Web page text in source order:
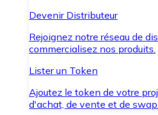
Devenir Distributeur
Rejoignez notre réseau de
commercialisez nos produits.
Lister un Token
Ajoutez le token de votre
d'achat, de vente et de swap.